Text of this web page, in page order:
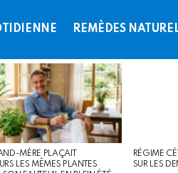
REMÈDES
MÈRE PLAÇAIT
LES MÊMES PLANTES
RÉGIME
SUR LES